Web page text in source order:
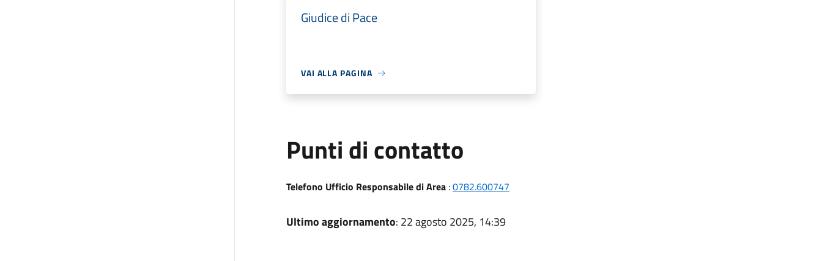
Giudice di Pace
VAI ALLA PAGINA
Punti di contatto
Telefono Ufficio Responsabile di Area:0782.600747
Ultimo aggiornamento: 22 agosto 2025, 14:39